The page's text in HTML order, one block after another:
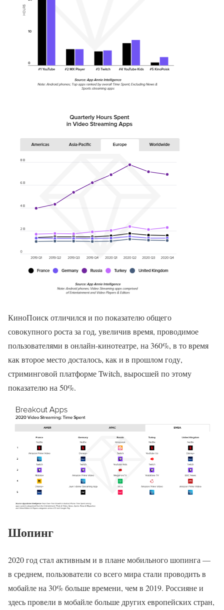
КиноПоиск отличился и по показателю общего
совокупного роста за год, увеличив время, проводимое
пользователями в онлайн-кинотеатре, на 360%, в то время
как второе место досталось, как и в прошлом году,
стриминговой платформе Twitch, выросшей по этому
показателю на 50%.
Шопинг
2020 год стал активным и в плане мобильного шопинга —
в среднем, пользователи со всего мира стали проводить в
мобайле на 30% больше времени, чем в 2019. Россияне и
здесь провели в мобайле больше других европейских стран,